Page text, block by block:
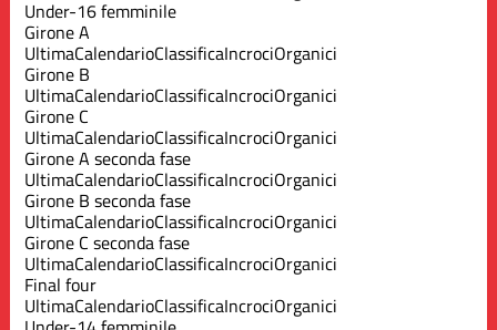
Under-16 femminile
Girone A
UltimaCalendarioClassificaIncrociOrganici
Girone B
UltimaCalendarioClassificaIncrociOrganici
Girone C
UltimaCalendarioClassificaIncrociOrganici
Girone A seconda fase
UltimaCalendarioClassificaIncrociOrganici
Girone B seconda fase
UltimaCalendarioClassificaIncrociOrganici
Girone C seconda fase
UltimaCalendarioClassificaIncrociOrganici
Final four
UltimaCalendarioClassificaIncrociOrganici